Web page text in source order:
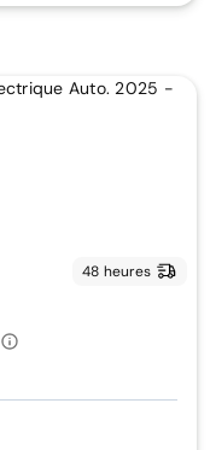
48 heures